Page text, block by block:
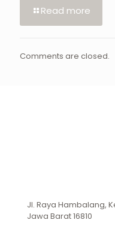
Read more
Comments are closed.
Jl. Raya Hambalang,
Jawa Barat 16810